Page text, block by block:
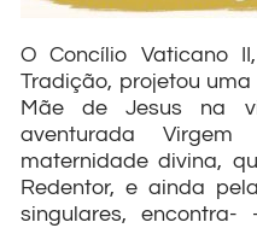
O Concílio Vaticano
Tradição, projetou
Mãe de Jesus na
aventurada
maternidade divina,
Redentor, e ainda
singulares, encontra-